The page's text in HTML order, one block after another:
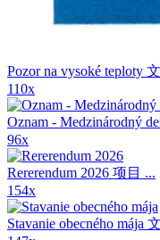
Pozor na vysoké teploty
110x
Oznam - Medzinárodný
96x
Rererendum 2026 项目 ...
154x
Stavanie obecného mája